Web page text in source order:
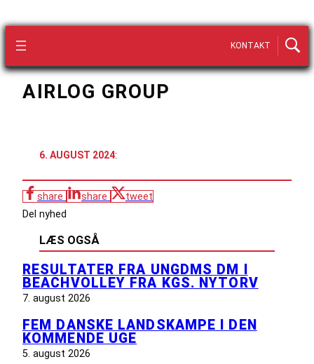
KONTAKT
AIRLOG GROUP
6. AUGUST 2024:
share share
tweet
Del nyhed
LÆS OGSÅ
RESULTATER FRA UNGDMS DM I
BEACHVOLLEY FRA KGS. NYTORV
7. august 2026
FEM DANSKE LANDSKAMPE I DEN
KOMMENDE UGE
5. august 2026